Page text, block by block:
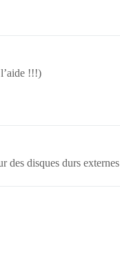
!!!)
des disques durs externes